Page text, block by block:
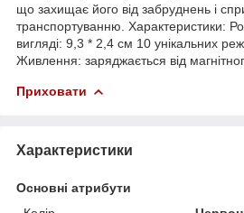
що захищає його від забруднень і
транспортуванню. Характеристики:
вигляді: 9,3 * 2,4 см 10 унікальних
Живлення: заряджається від
Приховати
Характеристики
Основні атрибути